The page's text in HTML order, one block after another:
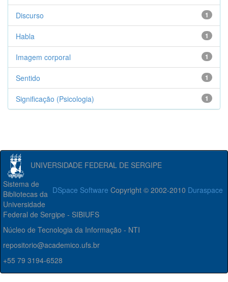
1
Discurso
1
Habla
1
Imagem corporal
1
Sentido
1
Significação (Psicologia)
UNIVERSIDADE FEDERAL DE SERGIPE
DSpace Software Copyright © 2002-2010 Duraspace
Sistema de
Bibliotecas da
Universidade
Federal de Sergipe - SIBIUFS
Núcleo de Tecnologia da Informação - NTI
repositorio@academico.ufs.br
+55 79 3194-6528